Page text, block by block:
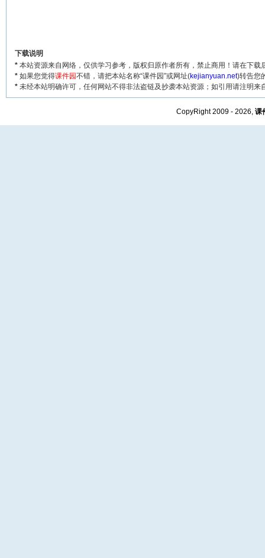
下载说明
* 本站资源来自网络，仅供学习参考，版权归原作者所有，禁止商用！请在下载
* 如果您觉得课件园不错，请把本站名称“课件园”或网址(kejianyuan.net)转告您
* 未经本站明确许可，任何网站不得非法盗链及抄袭本站资源；如引用请注明来
CopyRight 2009 - 2026, 课